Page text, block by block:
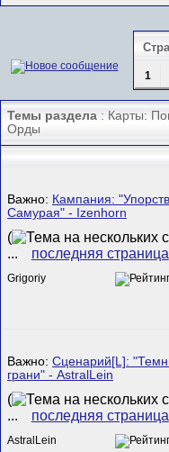
1
Темы раздела : Карты:
Орды
Важно: Кампания:
Самурая" - Izenhorn
(
...
последняя страница
Grigoriy
Важно: Сценарий[L]:
грани" - AstralLein
(
...
последняя страница
AstralLein